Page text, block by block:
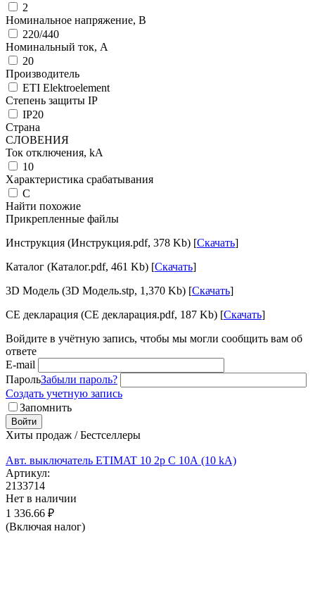
2
Номинальное напряжение, В
220/440
Номинальный ток, А
20
Производитель
ETI Elektroelement
Степень защиты IP
IP20
Страна
СЛОВЕНИЯ
Ток отключения, kА
10
Характеристика срабатывания
C
Найти похожие
Прикрепленные файлы
Инструкция (Инструкция.pdf, 378 Kb) [Скачать]
Каталог (Каталог.pdf, 461 Kb) [Скачать]
3D Модель (3D Модель.stp, 1,370 Kb) [Скачать]
CE декларация (CE декларация.pdf, 187 Kb) [Скачать]
Войдите в учётную запись, чтобы мы могли сообщить вам об
ответе
E-mail
ПарольЗабыли пароль?
Создать учетную запись
Запомнить
Войти
Хиты продаж / Бестселлеры
Авт. выключатель ETIMAT 10 2p C 10А (10 kA)
Артикул:
2133714
Нет в наличии
1 336.66 ₽
(Включая налог)